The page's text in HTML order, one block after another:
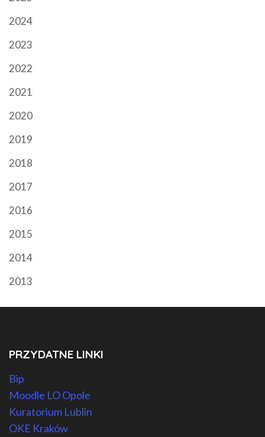
2024
2023
2022
2021
2020
2019
2018
2017
2016
2015
2014
2013
PRZYDATNE LINKI
Bip
Moodle LO Opole
Kuratorium Lublin
OKE Kraków